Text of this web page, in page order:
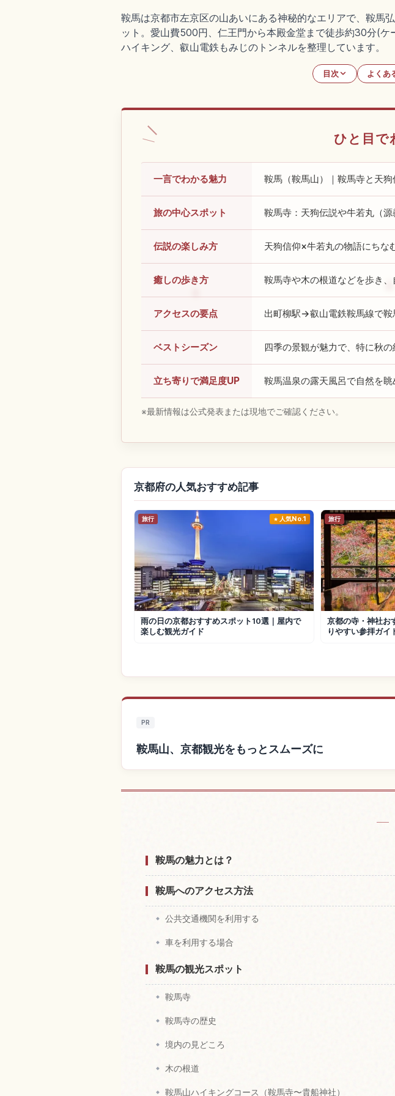
鞍馬は京都市左京区の山あいにある神秘的なエリアで、鞍馬
ット。愛山費500円、仁王門から本殿金堂まで徒歩約30分(
ハイキング、叡山電鉄もみじのトンネルを整理しています。
目次 よくあ
ひと目で
一言でわかる魅力 鞍馬（鞍馬山）｜鞍馬寺と天
旅の中心スポット 鞍馬寺：天狗伝説や牛若丸（
伝説の楽しみ方 天狗信仰×牛若丸の物語にちな
癒しの歩き方 鞍馬寺や木の根道などを歩き
アクセスの要点 出町柳駅→叡山電鉄鞍馬線で
ベストシーズン 四季の景観が魅力で、特に秋
立ち寄りで満足度UP 鞍馬温泉の露天風呂で自然を
※最新情報は公式発表または現地でご確認ください。
京都府の人気おすすめ記事
旅行 人気No.1
雨の日の京都おすすめスポット10選｜屋内で
楽しむ観光ガイド
旅行
京都の寺・神社お
りやすい参拝ガイ
PR
鞍馬山、京都観光をもっとスムーズに
鞍馬の魅力とは？
鞍馬へのアクセス方法
公共交通機関を利用する
車を利用する場合
鞍馬の観光スポット
鞍馬寺
鞍馬寺の歴史
境内の見どころ
木の根道
鞍馬山ハイキングコース（鞍馬寺〜貴船神社）